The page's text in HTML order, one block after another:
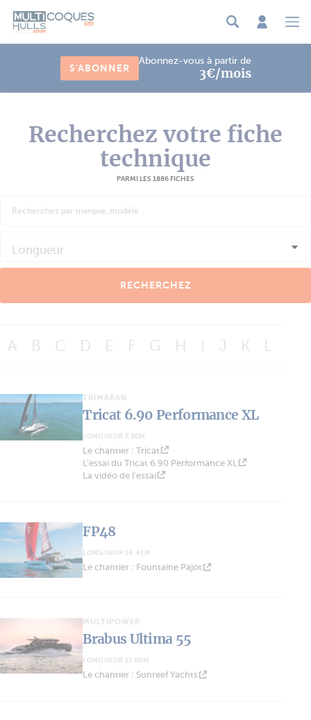
S'ABONNER
Abonnez-vous à partir de
3€/mois
Recherchez votre fiche
technique
PARMI LES 1886 FICHES
Longueur
RECHERCHEZ
A B C D E F G H J K L
TRIMARAN
Tricat 6.90 Performance XL
LONGUEUR 7.80M
Le chantier : Tricat
L'essai du Tricat 6.90 Performance XL
La vidéo de l'essai
FP48
LONGUEUR 14.43M
Le chantier : Fountaine Pajot
MULTIPOWER
Brabus Ultima 55
LONGUEUR 17.00M
Le chantier : Sunreef Yachts